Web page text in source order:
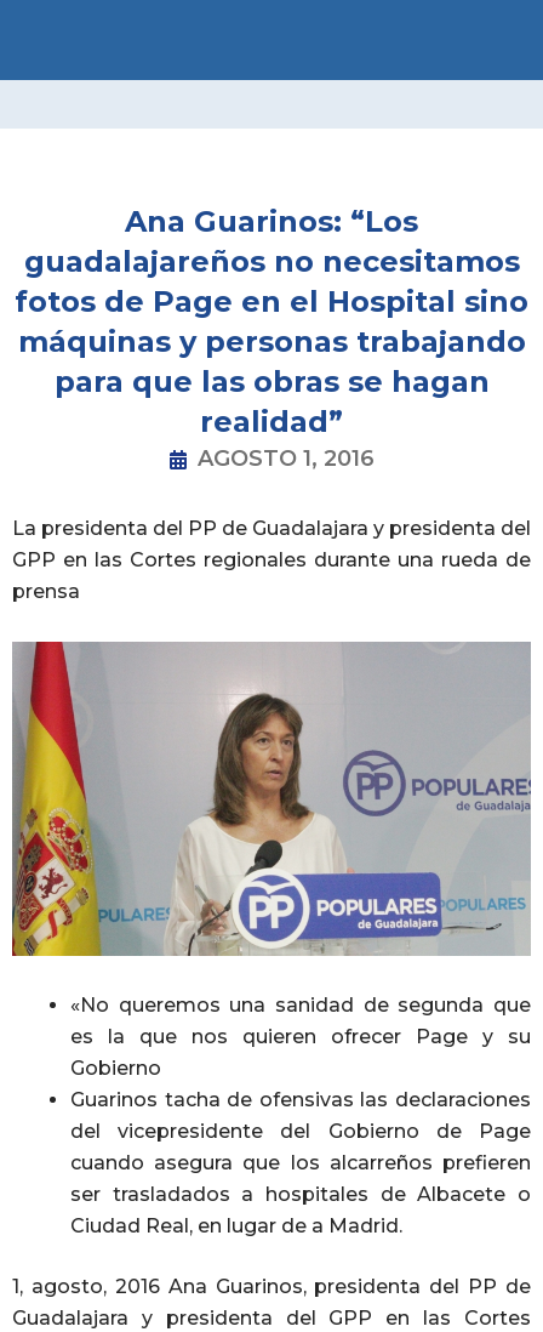
Ana Guarinos: “Los
guadalajareños no necesitamos
fotos de Page en el Hospital sino
máquinas y personas trabajando
para que las obras se hagan
realidad”
AGOSTO 1, 2016
La presidenta del PP de Guadalajara y presidenta del
GPP en las Cortes regionales durante una rueda de
prensa
«No queremos una sanidad de segunda que
es la que nos quieren ofrecer Page y su
Gobierno
Guarinos tacha de ofensivas las declaraciones
del vicepresidente del Gobierno de Page
cuando asegura que los alcarreños prefieren
ser trasladados a hospitales de Albacete o
Ciudad Real, en lugar de a Madrid.
1, agosto, 2016 Ana Guarinos, presidenta del PP de
Guadalajara y presidenta del GPP en las Cortes